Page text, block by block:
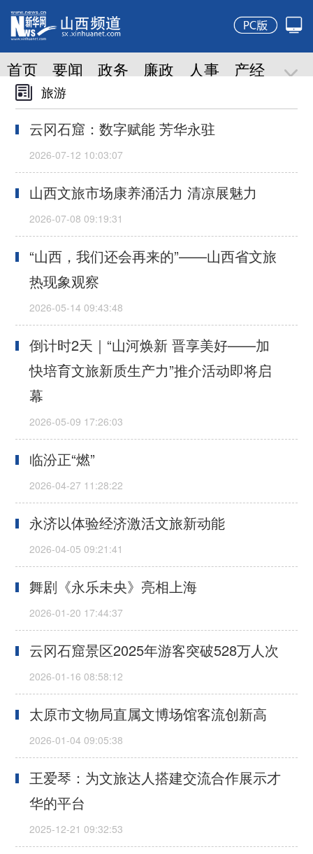
旅游
云冈石窟：数字赋能 芳华永驻
山西文旅市场康养涌活力 清凉展魅力
“山西，我们还会再来的”——山西省文旅
热现象观察
倒计时2天｜“山河焕新 晋享美好——加
快培育文旅新质生产力”推介活动即将启
幕
临汾正“燃”
永济以体验经济激活文旅新动能
舞剧《永乐未央》亮相上海
云冈石窟景区2025年游客突破528万人次
太原市文物局直属文博场馆客流创新高
王爱琴：为文旅达人搭建交流合作展示才
华的平台